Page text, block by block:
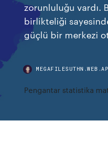
zorunluluğu vardı.
birlikteliği
güçlü bir merkezi
Pengantar statistika